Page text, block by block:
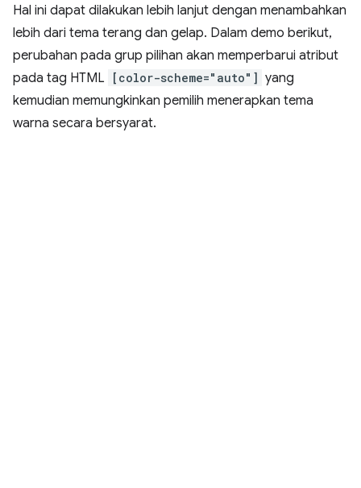
Hal ini dapat dilakukan lebih lanjut dengan menambahkan
lebih dari tema terang dan gelap. Dalam demo berikut,
perubahan pada grup pilihan akan memperbarui atribut
pada tag HTML
[color-scheme="auto"]
yang
kemudian memungkinkan pemilih menerapkan tema
warna secara bersyarat.